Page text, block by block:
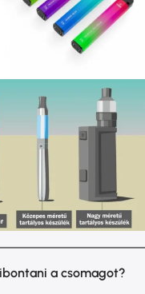
a csomagot?